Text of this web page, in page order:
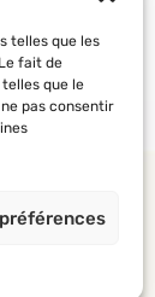
telles que les
fait de
que le
pas consentir